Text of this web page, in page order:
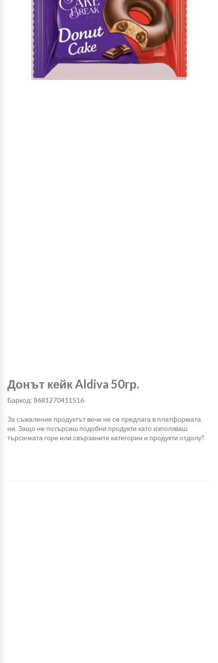
Донът кейк Aldiva 50гр.
Баркод: 8681270411516
За съжаление продуктът вече не се предлага в платформата
ни. Защо не потърсиш подобни продукти като използваш
търсачката горе или свързаните категории и продукти отдолу?